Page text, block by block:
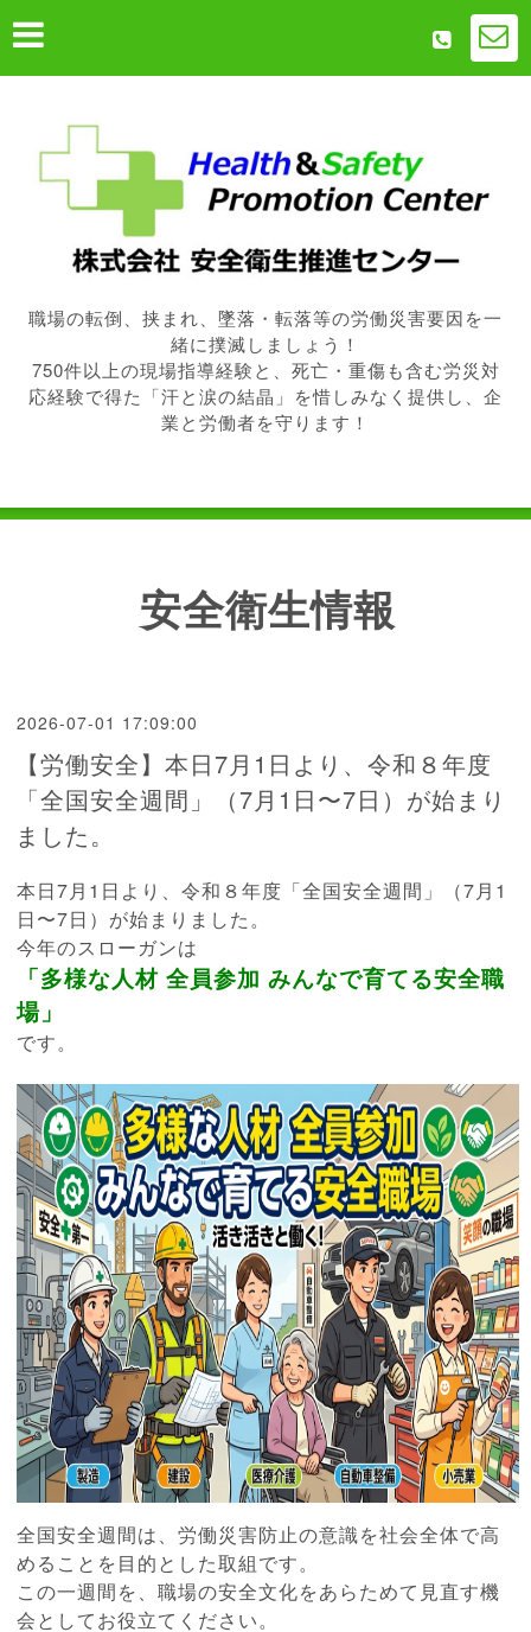
職場の転倒、挟まれ、墜落・転落等の労働災害要因を一
緒に撲滅しましょう！
750件以上の現場指導経験と、死亡・重傷も含む労災対
応経験で得た「汗と涙の結晶」を惜しみなく提供し、企
業と労働者を守ります！
安全衛生情報
2026-07-01 17:09:00
【労働安全】本日7月1日より、令和８年度
「全国安全週間」（7月1日〜7日）が始まり
ました。
本日7月1日より、令和８年度「全国安全週間」（7月1
日〜7日）が始まりました。
今年のスローガンは
「多様な人材 全員参加 みんなで育てる安全職
場」
です。
全国安全週間は、労働災害防止の意識を社会全体で高
めることを目的とした取組です。
この一週間を、職場の安全文化をあらためて見直す機
会としてお役立てください。